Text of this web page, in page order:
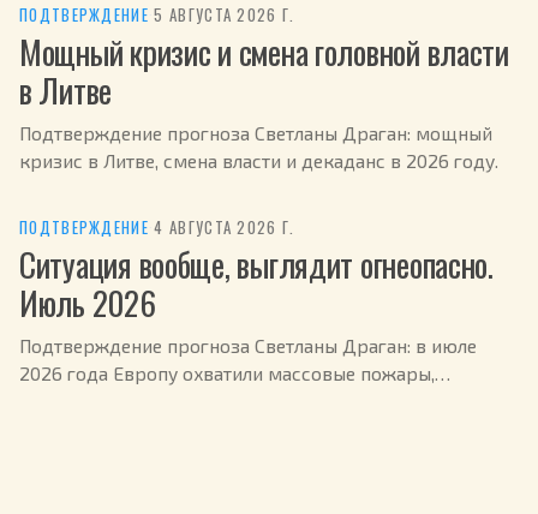
ПОДТВЕРЖДЕНИЕ ·5 АВГУСТА 2026 Г.
Мощный кризис и смена головной власти
в Литве
Подтверждение прогноза Светланы Драган: мощный
кризис в Литве, смена власти и декаданс в 2026 году.
ПОДТВЕРЖДЕНИЕ ·4 АВГУСТА 2026 Г.
Ситуация вообще, выглядит огнеопасно.
Июль 2026
Подтверждение прогноза Светланы Драган: в июле
2026 года Европу охватили массовые пожары,